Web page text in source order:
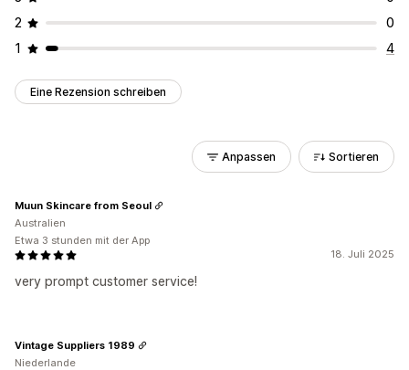
2
0
1
4
Eine Rezension schreiben
Anpassen Sortieren
18. Juli 2025
very prompt customer service!
Muun Skincare from Seoul
Australien
Etwa 3 stunden mit der App
Vintage Suppliers 1989
Niederlande